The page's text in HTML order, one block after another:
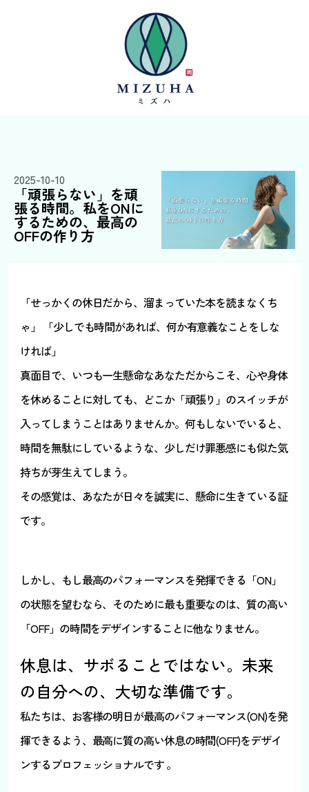
2025-10-10
「頑張らない」を頑
張る時間。私をONに
するための、最高の
OFFの作り方
「せっかくの休日だから、溜まっていた本を読まなくち
ゃ」 「少しでも時間があれば、何か有意義なことをしな
ければ」
真面目で、いつも一生懸命なあなただからこそ、心や身体
を休めることに対しても、どこか「頑張り」のスイッチが
入ってしまうことはありませんか。何もしないでいると、
時間を無駄にしているような、少しだけ罪悪感にも似た気
持ちが芽生えてしまう。
その感覚は、あなたが日々を誠実に、懸命に生きている証
です。
しかし、もし最高のパフォーマンスを発揮できる「ON」
の状態を望むなら、そのために最も重要なのは、質の高い
「OFF」の時間をデザインすることに他なりません。
休息は、サボることではない。未来
の自分への、大切な準備です。
私たちは、お客様の明日が最高のパフォーマンス(ON)を発
揮できるよう、最高に質の高い休息の時間(OFF)をデザイ
ンするプロフェッショナルです 。